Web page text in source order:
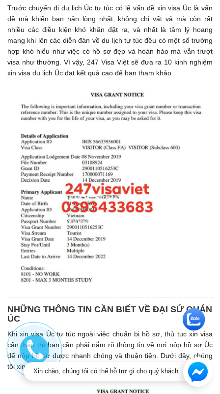
Trước chuyến đi du lịch Úc tự túc có lẽ vấn đề xin visa Úc là vấn
đề mà khiến bạn nản lòng nhất, không chỉ vất vả mà còn rất
nhiều các điều kiện khó khăn đặt ra, và nhất là tâm lý hoang
mang khi lên các diễn đàn về du lịch tự túc đều có một số trường
hợp khó hiểu như việc có hồ sơ đẹp và hoàn hảo mà vẫn trượt
visa như thường. Vì vậy, 247 Visa Việt sẽ đưa ra 10 kinh nghiệm
xin visa du lịch Úc đạt kết quả cao để bạn tham khảo.
NHỮNG THÔNG TIN CẦN BIẾT VỀ ĐẠI SỨ QUÁN
ÚC
Khi xin visa Úc tự túc ngoài việc chuẩn bị hồ sơ, thủ tục xin visa
cẩn thận thì bạn cần phải nắm rõ thông tin về nơi nộp hồ sơ Úc
để nộp hồ sơ được nhanh chóng và thuận tiện. Dưới đây, chúng
tôi xin đưa ra các thông tin về Đại sứ quán Úc để bạn tham khảo.
Xin chào, chúng tôi có thể hỗ trợ gì cho quý khách